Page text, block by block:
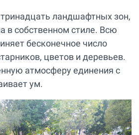
ландшафтных зон,
в собственном стиле. Всю
бесконечное число
цветов и деревьев.
атмосферу единения с
ум.